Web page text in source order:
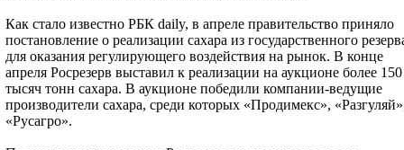
Как стало известно РБК daily, в апреле правительство приняло
постановление о реализации сахара из государственного
для оказания регулирующего воздействия на рынок. В конце
апреля Росрезерв выставил к реализации на аукционе более 150
тысяч тонн сахара. В аукционе победили компании-ведущие
производители сахара, среди которых «Продимекс»,
«Русагро».